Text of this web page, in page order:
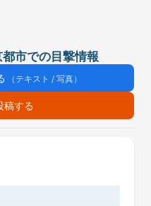
市での目撃情報
（テキスト / 写真）
稿する